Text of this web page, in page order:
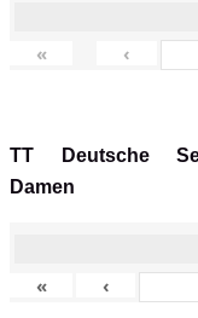
« ‹
TT Deutsche
Damen
« ‹